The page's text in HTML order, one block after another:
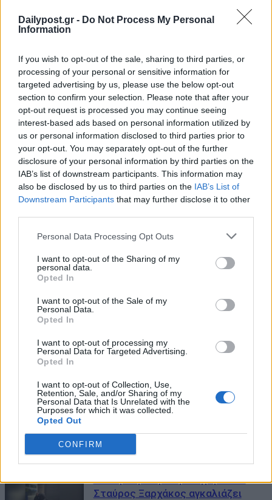
Dailypost.gr - Do Not Process My Personal
Information
If you wish to opt-out of the sale, sharing to third parties, or
processing of your personal or sensitive information for
targeted advertising by us, please use the below opt-out
section to confirm your selection. Please note that after your
opt-out request is processed you may continue seeing
interest-based ads based on personal information utilized by
us or personal information disclosed to third parties prior to
your opt-out. You may separately opt-out of the further
disclosure of your personal information by third parties on the
IAB’s list of downstream participants. This information may
also be disclosed by us to third parties on the IAB’s List of
Downstream Participants that may further disclose it to other
Personal Data Processing Opt Outs
I want to opt-out of the Sharing of my
personal data.
Opted In
I want to opt-out of the Sale of my
Personal Data.
Opted In
I want to opt-out of processing my
Personal Data for Targeted Advertising.
Opted In
I want to opt-out of Collection, Use,
Retention, Sale, and/or Sharing of my
Personal Data that Is Unrelated with the
Purposes for which it was collected.
Opted Out
CONFIRM
ΜΠΟΡΕΙ ΝΑ ΣΑΣ ΕΝΔΙΑΦΕΡΕΙ
Καρφιά Βερναρδάκη για το κόμμα
Τσίπρα: «Γράφουν για τους
εκπροσωπούν»
02/06/2026
Viral η συγκινητική στιγμή που ο
Σταύρος Ξαρχάκος αγκαλιάζει